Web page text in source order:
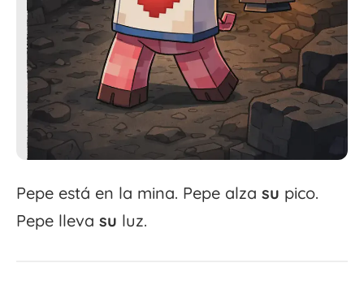
Pepe está en la mina. Pepe alza su pico.
Pepe lleva su luz.